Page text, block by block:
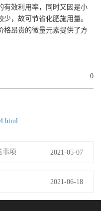
有效利用率，同时又因是小
，故可节省化肥施用量。
格昂贵的微量元素提供了方
0
事项 2021-05-07
2021-06-18